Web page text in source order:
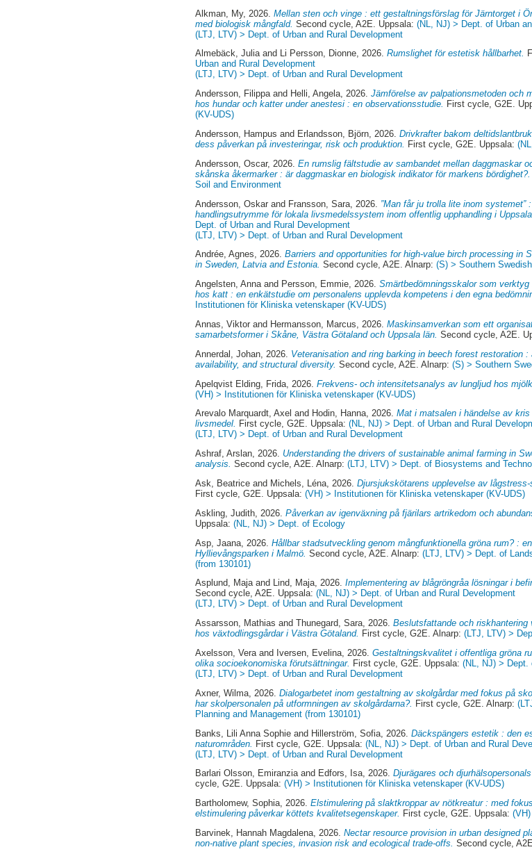
Alkman, My, 2026.Mellan sten och vinge : ett gestaltningsförslag för Järntorget i
med biologisk mångfald. Second cycle, A2E. Uppsala:(NL, NJ) > Dept. of Urban
(LTJ, LTV) > Dept. of Urban and Rural Development
Almebäck, Juliaand Li Persson, Dionne, 2026.Rumslighet för estetisk hållbarhet.
Urban and Rural Development
(LTJ, LTV) > Dept. of Urban and Rural Development
Andersson, Filippaand Helli, Angela, 2026.Jämförelse av palpationsmetoden och
hos hundar och katter under anestesi : en observationsstudie. First cycle, G2E.
(KV-UDS)
Andersson, Hampus and Erlandsson, Björn , 2026.Drivkrafter bakom
dess påverkan på investeringar, risk och produktion.
First cycle, G2E. Uppsala:
Andersson, Oscar, 2026.En rumslig fältstudie av sambandet mellan daggmaskar
skånska åkermarker : är daggmaskar en biologisk indikator för markens bördighet?.
Soil and Environment
Andersson, Oskar and Fransson, Sara , 2026. ”Man får ju trolla lite inom
handlingsutrymme för lokala livsmedelssystem inom offentlig upphandling i
Dept. of Urban and Rural Development
(LTJ, LTV) > Dept. of Urban and Rural Development
Andrée, Agnes, 2026.Barriers and opportunities for high-value birch processing in
in Sweden, Latvia and Estonia. Second cycle, A2E. Alnarp:(S) > Southern
Angelsten, Annaand Persson, Emmie, 2026.Smärtbedömningsskalor som
hos katt : en enkätstudie om personalens upplevda kompetens i den egna
Institutionen för Kliniska vetenskaper (KV-UDS)
Annas, Viktor and Hermansson, Marcus , 2026.Maskinsamverkan som ett
samarbetsformer i Skåne, Västra Götaland och Uppsala län. Second cycle, A2E.
Annerdal, Johan , 2026. Veteranisation and ring barking in beech forest restoration
availability, and structural diversity. Second cycle, A2E. Alnarp:(S) > Southern
Apelqvist Elding, Frida , 2026.Frekvens- och intensitetsanalys av lungljud hos
(VH) > Institutionen för Kliniska vetenskaper (KV-UDS)
Arevalo Marquardt, Axel and Hodin, Hanna, 2026.Mat i matsalen i händelse av
livsmedel. First cycle, G2E. Uppsala:(NL, NJ) > Dept. of Urban and Rural
(LTJ, LTV) > Dept. of Urban and Rural Development
Ashraf, Arslan, 2026. Understanding the drivers of sustainable animal farming in
analysis. Second cycle, A2E. Alnarp:(LTJ, LTV) > Dept. of Biosystems and
Ask, Beatrice and Michels, Léna , 2026.Djursjukskötarens upplevelse av
First cycle, G2E. Uppsala:(VH) > Institutionen för Kliniska vetenskaper (KV-UDS)
Askling, Judith , 2026.Påverkan av igenväxning på fjärilars artrikedom och
Uppsala:(NL, NJ) > Dept. of Ecology
Asp, Jaana , 2026.Hållbar stadsutveckling genom mångfunktionella gröna rum? :
Hyllievångsparken i Malmö. Second cycle, A2E. Alnarp:(LTJ, LTV) > Dept. of
(from 130101)
Asplund, Majaand Lind, Maja, 2026.Implementering av blågröngråa lösningar i
Second cycle, A2E. Uppsala:(NL, NJ) > Dept. of Urban and Rural Development
(LTJ, LTV) > Dept. of Urban and Rural Development
Assarsson, Mathias andThunegard, Sara, 2026.Beslutsfattande och
hos växtodlingsgårdar i Västra Götaland. First cycle, G2E. Alnarp:(LTJ, LTV) >
Axelsson, Vera and Iversen, Evelina , 2026.Gestaltningskvalitet i offentliga gröna
olika socioekonomiska förutsättningar. First cycle, G2E. Uppsala:(NL, NJ) > Dept.
(LTJ, LTV) > Dept. of Urban and Rural Development
Axner, Wilma , 2026.Dialogarbetet inom gestaltning av skolgårdar med fokus på
har skolpersonalen på utformningen av skolgårdarna?. First cycle, G2E. Alnarp:
Planning and Management (from 130101)
Banks, Lili Anna Sophie and Hillerström, Sofia , 2026.Däckspängers estetik : den
naturområden. First cycle, G2E. Uppsala:(NL, NJ) > Dept. of Urban and Rural
(LTJ, LTV) > Dept. of Urban and Rural Development
Barlari Olsson, Emiranziaand Edfors, Isa, 2026.Djurägares och
cycle, G2E. Uppsala:(VH) > Institutionen för Kliniska vetenskaper (KV-UDS)
Bartholomew, Sophia, 2026.Elstimulering på slaktkroppar av nötkreatur : med
elstimulering påverkar köttets kvalitetsegenskaper. First cycle, G2E. Uppsala:
Barvinek, Hannah Magdalena , 2026.Nectar resource provision in urban designed
non-native plant species, invasion risk and ecological trade-offs. Second cycle,